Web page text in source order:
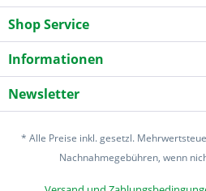
Shop Service
Informationen
Newsletter
* Alle Preise inkl. gesetzl.
Nachnahmegebühren, wenn